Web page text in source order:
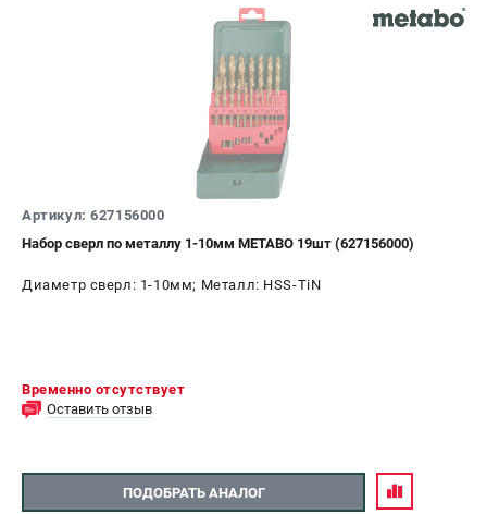
Артикул: 627156000
Набор сверл по металлу 1-10мм METABO 19шт (627156000)
Диаметр сверл: 1-10мм; Металл: HSS-TiN
Временно отсутствует
Оставить отзыв
ПОДОБРАТЬ АНАЛОГ